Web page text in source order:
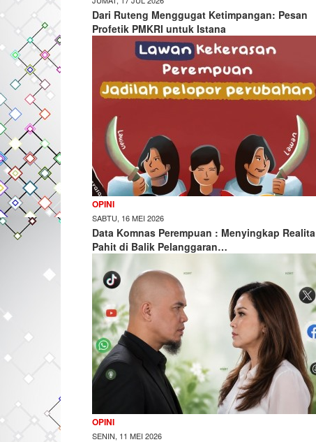
Dari Ruteng Menggugat Ketimpangan: Pesan
Profetik PMKRI untuk Istana
OPINI
SABTU, 16 MEI 2026
Data Komnas Perempuan : Menyingkap Realita
Pahit di Balik Pelanggaran…
OPINI
SENIN, 11 MEI 2026